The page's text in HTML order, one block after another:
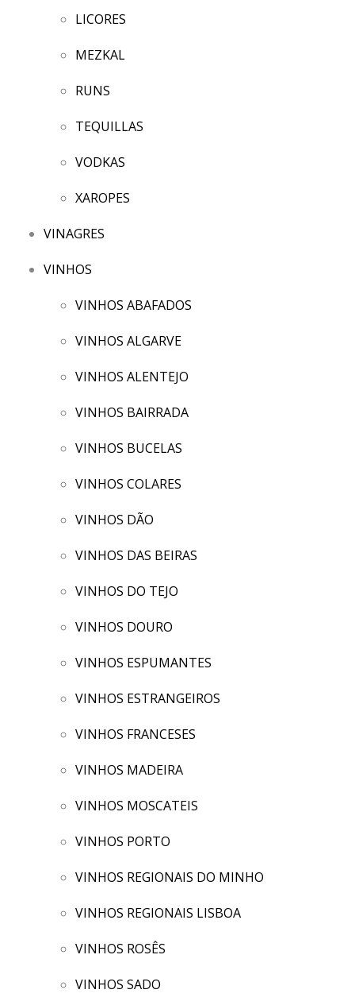
LICORES
MEZKAL
RUNS
TEQUILLAS
VODKAS
XAROPES
VINAGRES
VINHOS
VINHOS ABAFADOS
VINHOS ALGARVE
VINHOS ALENTEJO
VINHOS BAIRRADA
VINHOS BUCELAS
VINHOS COLARES
VINHOS DÃO
VINHOS DAS BEIRAS
VINHOS DO TEJO
VINHOS DOURO
VINHOS ESPUMANTES
VINHOS ESTRANGEIROS
VINHOS FRANCESES
VINHOS MADEIRA
VINHOS MOSCATEIS
VINHOS PORTO
VINHOS REGIONAIS DO MINHO
VINHOS REGIONAIS LISBOA
VINHOS ROSÊS
VINHOS SADO